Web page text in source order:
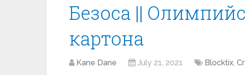
Безоса ||
картона
Kane Dane July 21, 2021 Blocktix,